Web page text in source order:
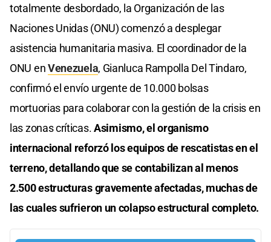
totalmente desbordado, la Organización de las
Naciones Unidas (ONU) comenzó a desplegar
asistencia humanitaria masiva. El coordinador de la
ONU enVenezuela, Gianluca Rampolla Del Tindaro,
confirmó el envío urgente de 10.000 bolsas
mortuorias para colaborar con la gestión de la crisis en
las zonas críticas.Asimismo, el organismo
internacional reforzó los equipos de rescatistas en el
terreno, detallando que se contabilizan al menos
2.500 estructuras gravemente afectadas, muchas de
las cuales sufrieron un colapso estructural completo.